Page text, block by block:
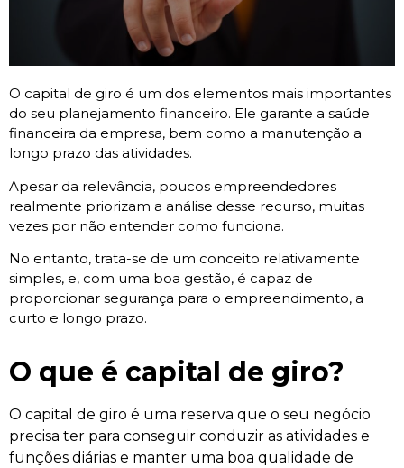
O capital de giro é um dos elementos mais importantes
do seu planejamento financeiro. Ele garante a saúde
financeira da empresa, bem como a manutenção a
longo prazo das atividades.
Apesar da relevância, poucos empreendedores
realmente priorizam a análise desse recurso, muitas
vezes por não entender como funciona.
No entanto, trata-se de um conceito relativamente
simples, e, com uma boa gestão, é capaz de
proporcionar segurança para o empreendimento, a
curto e longo prazo.
O que é capital de giro?
O capital de giro é uma reserva que o seu negócio
precisa ter para conseguir conduzir as atividades e
funções diárias e manter uma boa qualidade de